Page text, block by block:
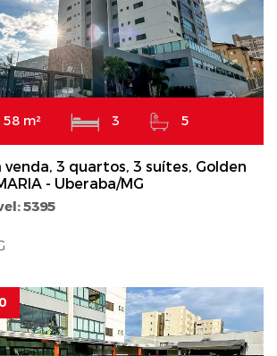
m² 3 5
3 quartos, 3 suítes, Golden
- Uberaba/MG
5395